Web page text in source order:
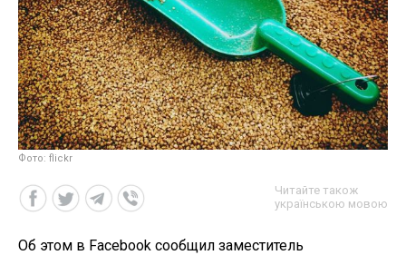
Фото: flickr
Читайте також
українською мовою
Об этом в Facebook сообщил заместитель